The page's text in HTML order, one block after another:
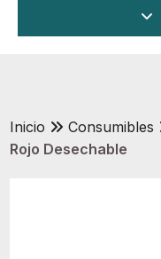
Outlet
Inicio Consumibles
Rojo Desechable